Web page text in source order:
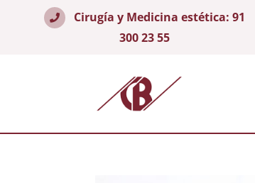
Cirugía y Medicina estética: 91
300 23 55